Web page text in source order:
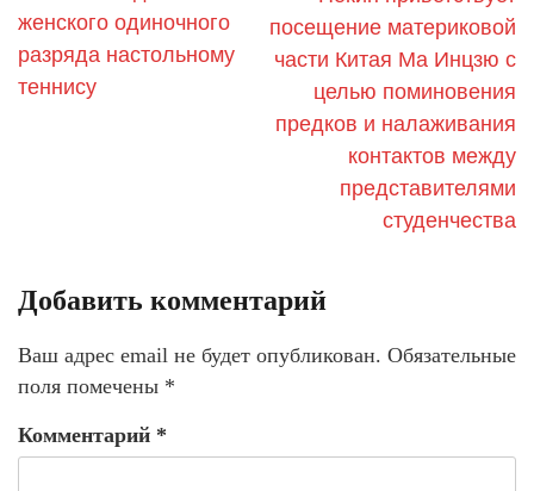
женского одиночного
разряда настольному
теннису
посещение материковой
части Китая Ма Инцзю с
целью поминовения
предков и налаживания
контактов между
представителями
студенчества
Добавить комментарий
Ваш адрес email не будет опубликован. Обязательные
поля помечены *
Комментарий *